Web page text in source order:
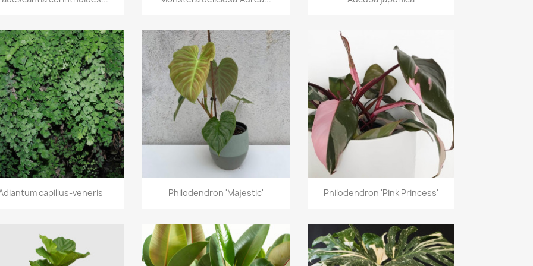
Vista rápida
capillus-veneris Vista rápida
Philodendron 'Majestic' Vista rápida
Philodendron 'Pink Princess'